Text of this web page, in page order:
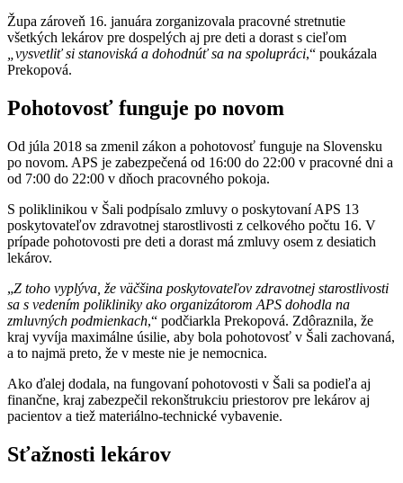
Župa zároveň 16. januára zorganizovala pracovné stretnutie
všetkých lekárov pre dospelých aj pre deti a dorast s cieľom
„vysvetliť si stanoviská a dohodnúť sa na spolupráci,“ poukázala
Prekopová.
Pohotovosť funguje po novom
Od júla 2018 sa zmenil zákon a pohotovosť funguje na Slovensku
po novom. APS je zabezpečená od 16:00 do 22:00 v pracovné dni a
od 7:00 do 22:00 v dňoch pracovného pokoja.
S poliklinikou v Šali podpísalo zmluvy o poskytovaní APS 13
poskytovateľov zdravotnej starostlivosti z celkového počtu 16. V
prípade pohotovosti pre deti a dorast má zmluvy osem z desiatich
lekárov.
„Z toho vyplýva, že väčšina poskytovateľov zdravotnej starostlivosti
sa s vedením polikliniky ako organizátorom APS dohodla na
zmluvných podmienkach,“ podčiarkla Prekopová. Zdôraznila, že
kraj vyvíja maximálne úsilie, aby bola pohotovosť v Šali zachovaná,
a to najmä preto, že v meste nie je nemocnica.
Ako ďalej dodala, na fungovaní pohotovosti v Šali sa podieľa aj
finančne, kraj zabezpečil rekonštrukciu priestorov pre lekárov aj
pacientov a tiež materiálno-technické vybavenie.
Sťažnosti lekárov